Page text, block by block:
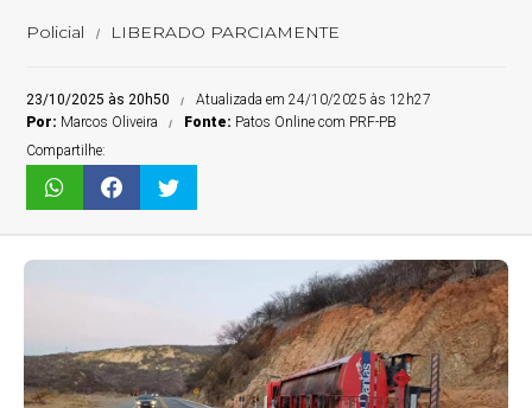
Policial LIBERADO PARCIAMENTE
23/10/2025 às 20h50
Atualizada em 24/10/2025 às 12h27
Por: Marcos Oliveira Fonte: Patos Online com PRF-PB
Compartilhe: